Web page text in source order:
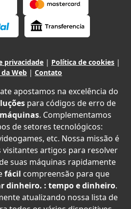
privacidade | Política de cookies |
Web | Contato
apostamos na excelência do
para códigos de erro de
. Complementamos
de setores tecnológicos:
etc. Nossa missão é
artigos para resolver
suas máquinas rapidamente
fácil compreensão para que
dinheiro. : tempo e dinheiro.
atualizando nossa lista de